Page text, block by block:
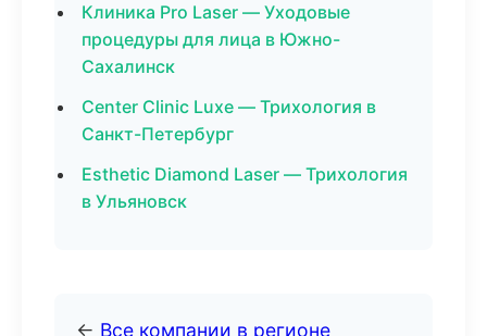
Клиника Pro Laser — Уходовые
процедуры для лица в Южно-
Сахалинск
Center Clinic Luxe — Трихология в
Санкт-Петербург
Esthetic Diamond Laser — Трихология
в Ульяновск
← Все компании в регионе